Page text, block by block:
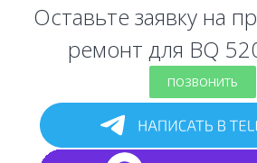
Оставьте заявку на
ремонт для BQ
ПОЗВОНИТЬ